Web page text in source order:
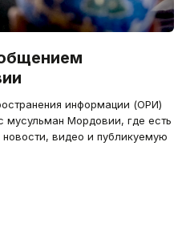
информации (ОРИ)
мусульман Мордовии, где есть
видео и публикуемую